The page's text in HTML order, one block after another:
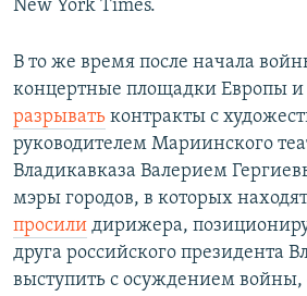
New York Times.
В то же время после начала
концертные площадки Европы
разрывать контракты с
руководителем Мариинского
Владикавказа Валерием
мэры городов, в которых
просили дирижера,
друга российского президента
выступить с осуждением войны,